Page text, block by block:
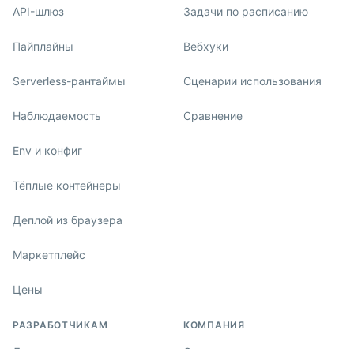
API-шлюз
Пайплайны
Serverless-рантаймы
Наблюдаемость
Env и конфиг
Тёплые контейнеры
Деплой из браузера
Маркетплейс
Цены
Задачи по расписанию
Вебхуки
Сценарии использования
Сравнение
РАЗРАБОТЧИКАМ КОМПАНИЯ